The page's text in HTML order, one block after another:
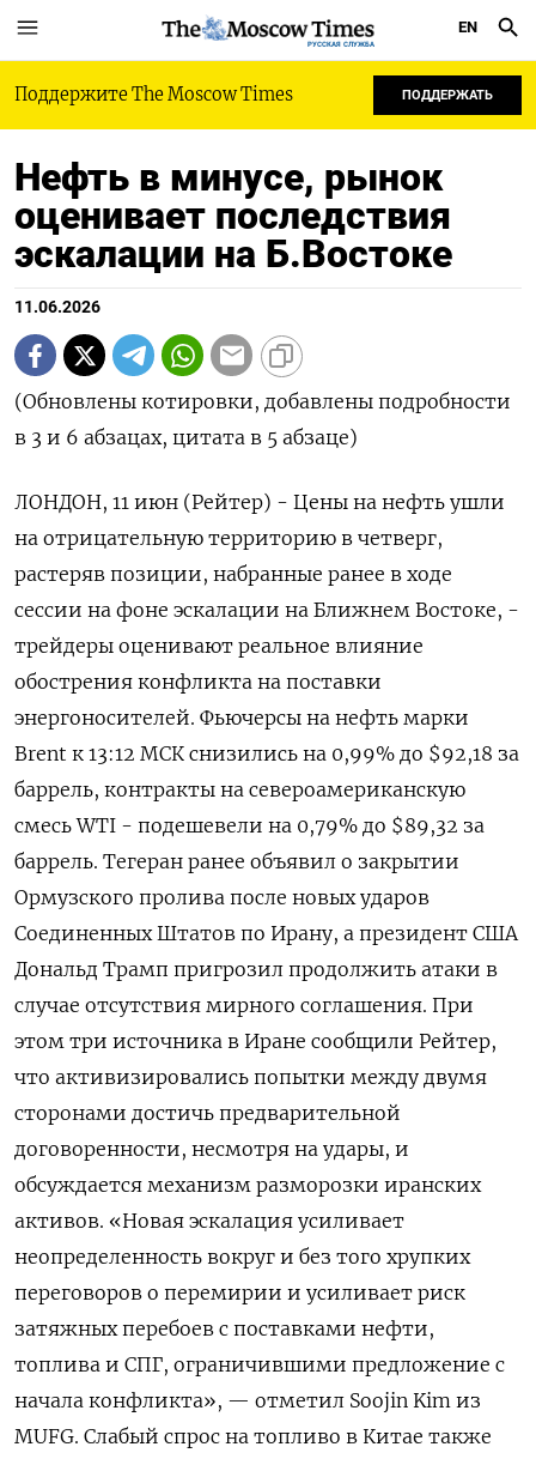
РУССКАЯ СЛУЖБА
EN
Поддержите The Moscow Times ПОДДЕРЖАТЬ
Нефть в минусе, рынок
оценивает последствия
эскалации на Б.Востоке
11.06.2026
(Обновлены котировки, добавлены подробности
в 3 и 6 абзацах, цитата в 5 абзаце)
ЛОНДОН, 11 июн (Рейтер) - Цены на нефть ушли
на отрицательную территорию в четверг,
растеряв ‌позиции, набранные ранее в ходе
сессии на фоне эскалации на Ближнем Востоке, -
трейдеры оценивают реальное влияние
обострения конфликта на поставки
энергоносителей. Фьючерсы на нефть марки
Brent ​к 13:12 МСК снизились ​на 0,99% до $92,18 ​за
баррель, контракты ⁠на североамериканскую
смесь WTI - подешевели на 0,79% до $89,32 ‌за
баррель. Тегеран ранее объявил о ‌закрытии
Ормузского пролива после новых ударов
Соединенных Штатов по Ирану, а президент ​США
Дональд Трамп пригрозил продолжить атаки в
случае отсутствия мирного соглашения. При
‌этом три источника в Иране сообщили Рейтер,
что активизировались попытки между ​двумя
сторонами достичь предварительной
договоренности, несмотря на удары, и
обсуждается механизм разморозки ‌иранских
активов. «Новая эскалация усиливает
неопределенность вокруг и без того хрупких
переговоров о перемирии и усиливает риск
затяжных перебоев с ​поставками нефти,
топлива ​и СПГ, ограничившими предложение ‌с
начала конфликта», — отметил Soojin Kim из
MUFG. Слабый спрос на ​топливо в Китае также